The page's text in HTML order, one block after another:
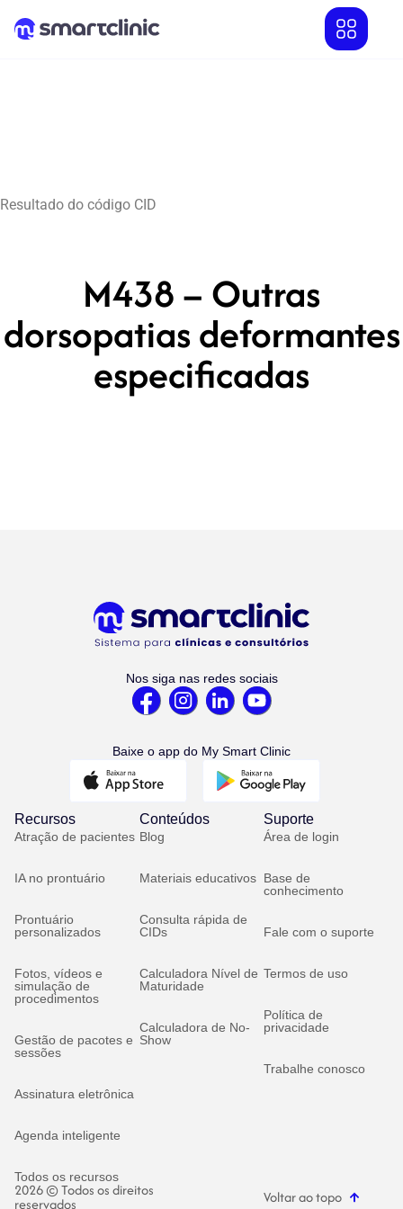
Resultado do código CID
M438 – Outras
dorsopatias deformantes
especificadas
Nos siga nas redes sociais
Baixe o app do My Smart Clinic
Recursos
Atração de pacientes
IA no prontuário
Prontuário
personalizados
Fotos, vídeos e
simulação de
procedimentos
Gestão de pacotes e
sessões
Assinatura eletrônica
Agenda inteligente
Todos os recursos
Conteúdos
Blog
Materiais educativos
Consulta rápida de
CIDs
Calculadora Nível de
Maturidade
Calculadora de No-
Show
Suporte
Área de login
Base de
conhecimento
Fale com o suporte
Termos de uso
Política de
privacidade
Trabalhe conosco
2026 © Todos os direitos
reservados Voltar ao topo